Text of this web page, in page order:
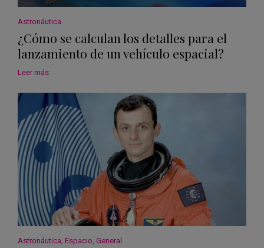
Astronáutica
¿Cómo se calculan los detalles para el
lanzamiento de un vehículo espacial?
Leer más
Astronáutica, Espacio, General